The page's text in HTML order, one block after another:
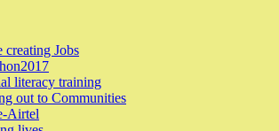
creating Jobs
literacy training
out to Communities
Airtel